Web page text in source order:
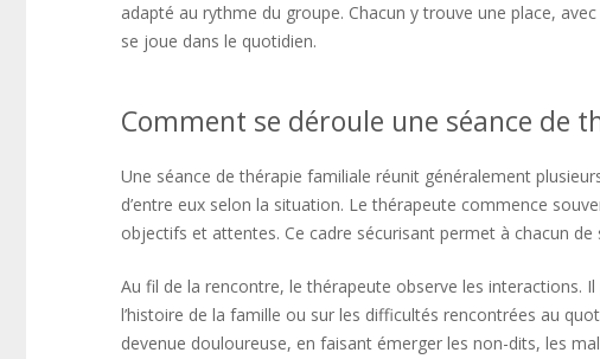
adapté au rythme du groupe. Chacun y trouve une place,
se joue dans le quotidien.
Comment se déroule une séance de
Une séance de thérapie familiale réunit généralement
d’entre eux selon la situation. Le thérapeute commence
objectifs et attentes. Ce cadre sécurisant permet à chacun
Au fil de la rencontre, le thérapeute observe les interactions.
l’histoire de la famille ou sur les difficultés rencontrées au
devenue douloureuse, en faisant émerger les non-dits, les